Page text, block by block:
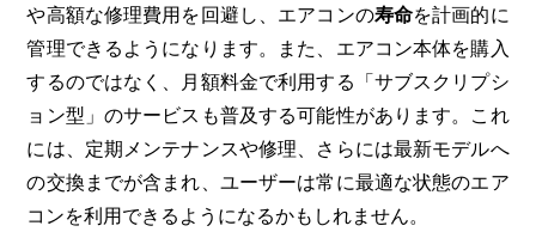
や高額な修理費用を回避し、エアコンの寿命を計画的に
管理できるようになります。また、エアコン本体を購入
するのではなく、月額料金で利用する「サブスクリプシ
ョン型」のサービスも普及する可能性があります。これ
には、定期メンテナンスや修理、さらには最新モデルへ
の交換までが含まれ、ユーザーは常に最適な状態のエア
コンを利用できるようになるかもしれません。